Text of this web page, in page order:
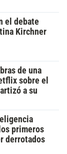
el debate
Kirchner
de una
sobre el
a su
primeros
derrotados